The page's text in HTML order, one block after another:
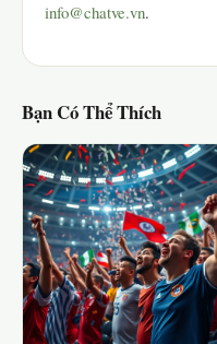
info@chatve.vn.
Bạn Có Thể Thích